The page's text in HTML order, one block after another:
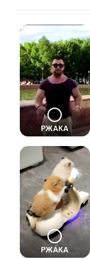
РЖАКА
РЖАКА